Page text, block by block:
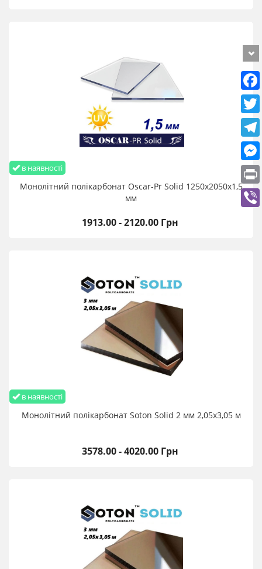
Монолітний полікарбонат Оскар Преміум 2 мм 2,05х3,05 м
купити оптом та в роздріб з доставкою по Україні
в наявності
Монолітний полікарбонат Oscar-Pr Solid 1250х2050х1,5
мм
1913.00 - 2120.00 Грн
в наявності
Монолітний полікарбонат Soton Solid 2 мм 2,05х3,05 м
3578.00 - 4020.00 Грн